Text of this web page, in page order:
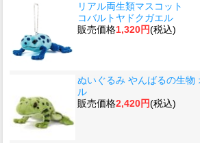
リアル両生類マスコット
コバルトヤドクガエル
販売価格1,320円(税込)
ぬいぐるみ やんばるの生物
ル
販売価格2,420円(税込)